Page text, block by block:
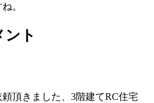
。
ント
頂きました、3階建てRC住宅